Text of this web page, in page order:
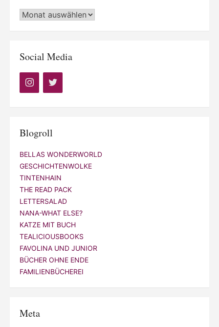
Archiv
Social Media
Blogroll
BELLAS WONDERWORLD
GESCHICHTENWOLKE
TINTENHAIN
THE READ PACK
LETTERSALAD
NANA-WHAT ELSE?
KATZE MIT BUCH
TEALICIOUSBOOKS
FAVOLINA UND JUNIOR
BÜCHER OHNE ENDE
FAMILIENBÜCHEREI
Meta